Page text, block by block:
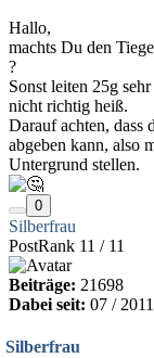
Hallo,
machts Du den
?
Sonst leiten 25g
nicht richtig heiß.
Darauf achten, dass
abgeben kann, also
Untergrund stellen.
0
Silberfrau
PostRank 11 / 11
Beiträge: 21698
Dabei seit: 07 / 2011
Silberfrau